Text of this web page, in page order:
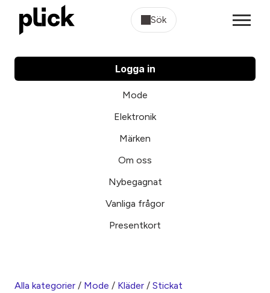
Sök
Logga in
Mode
Elektronik
Märken
Om oss
Nybegagnat
Vanliga frågor
Presentkort
Alla kategorier / Mode / Kläder / Stickat